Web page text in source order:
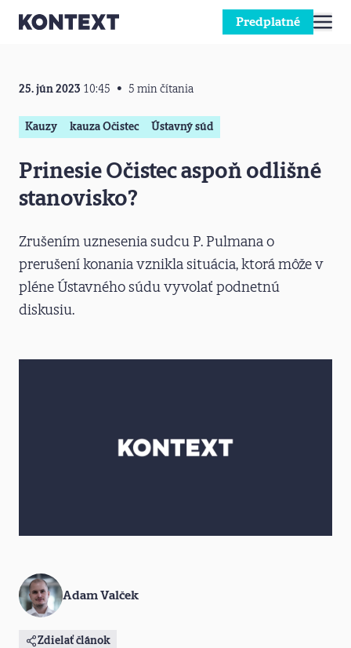
Predplatné
25. jún 2023 10:45 5 min čítania
Kauzy kauza Očistec Ústavný súd
Prinesie Očistec aspoň odlišné
stanovisko?
Zrušením uznesenia sudcu P. Pulmana o
prerušení konania vznikla situácia, ktorá môže v
pléne Ústavného súdu vyvolať podnetnú
diskusiu.
Adam Valček
Zdielať článok